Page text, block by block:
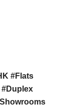
#Flats